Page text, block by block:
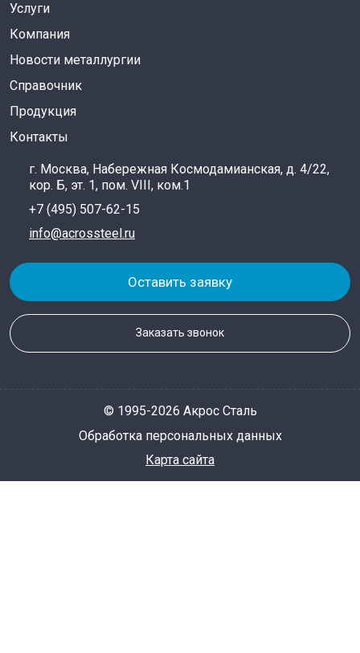
Услуги
Компания
Новости металлургии
Справочник
Продукция
Контакты
г. Москва, Набережная Космодамианская, д. 4/22,
кор. Б, эт. 1, пом. VIII, ком.1
+7 (495) 507-62-15
info@acrossteel.ru
Оставить заявку
Заказать звонок
© 1995-2026 Акрос Сталь
Обработка персональных данных
Карта сайта